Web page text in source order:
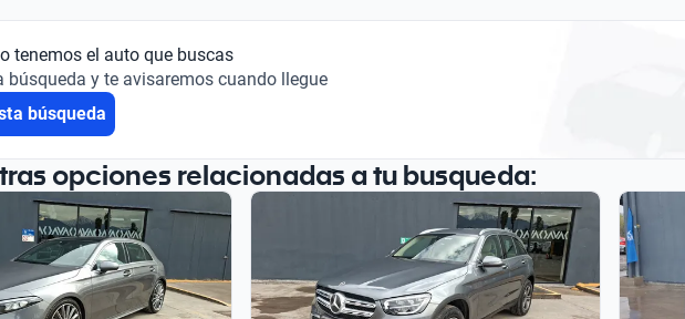
tenemos el auto que buscas
búsqueda y te avisaremos cuando llegue
búsqueda
opciones relacionadas a tu busqueda: